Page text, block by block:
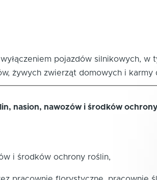
pojazdów silnikowych, w
żywych zwierząt domowych i
nasion, nawozów i środków
i środków ochrony roślin,